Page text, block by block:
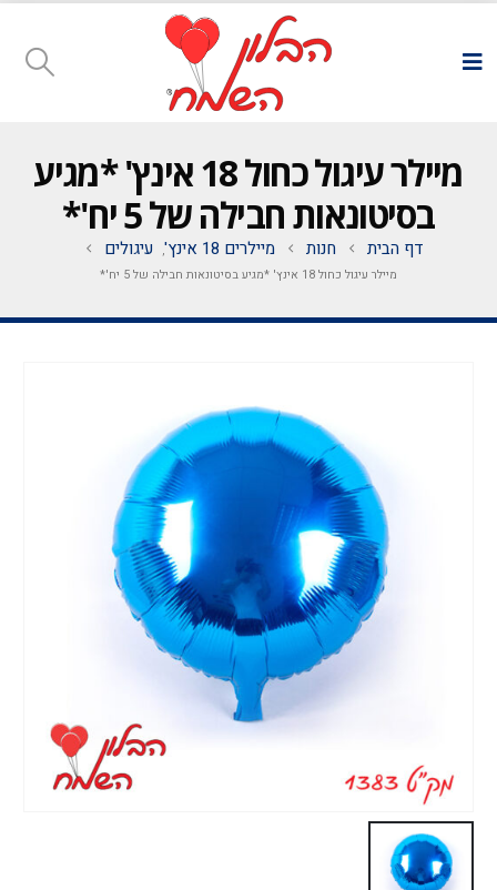
מיילר עיגול כחול 18 אינץ' *מגיע
בסיטונאות חבילה של 5 יח'*
דף הבית חנות מיילרים 18 אינץ' , עיגולים
מיילר עיגול כחול 18 אינץ' *מגיע בסיטונאות חבילה של 5 יח'*